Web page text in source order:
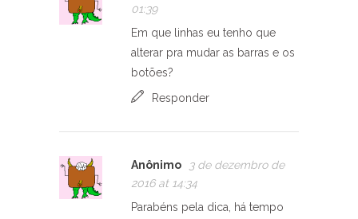
01:39
Em que linhas eu tenho que
alterar pra mudar as barras e os
botões?
Responder
Anônimo
3 de dezembro de
2016 at 14:34
Parabéns pela dica, há tempo